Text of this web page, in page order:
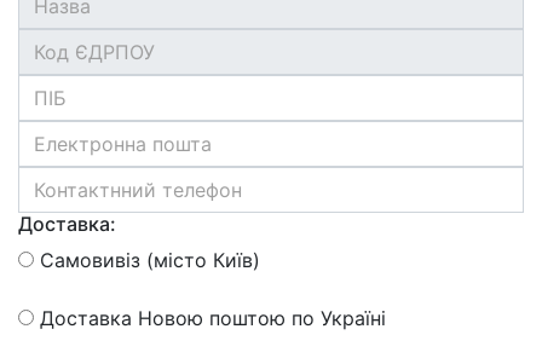
Доставка:
Самовивіз (місто Київ)
Доставка Новою поштою по Україні